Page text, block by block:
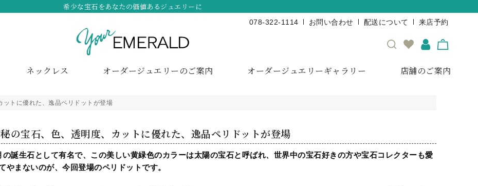
078-322-1114 お問い合わせ 配送について 来店予約
ネックレス オーダージュエリーのご案内 オーダージュエリーギャラリー 店舗のご案内
希少な宝石をあなたの価値あるジュエリーに
ットに優れた、逸品ペリドットが登場
の宝石、色、透明度、カットに優れた、逸品ペリドットが登場
の誕生石として有名で、この美しい黄緑色のカラーは太陽の宝石と呼ばれ、世界中の宝石好きの方や宝石コレクターも愛
やまないのが、今回登場のペリドットです。